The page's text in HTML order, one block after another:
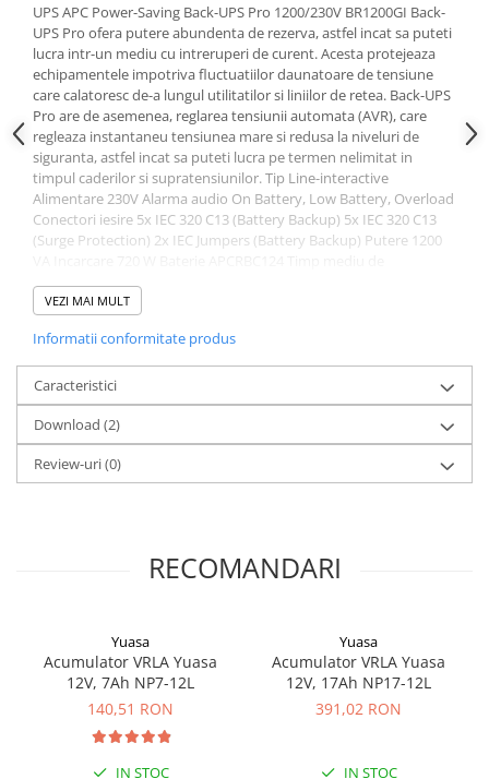
de 6-12 V
Acumulatori Moto, ATV
GEL
AGM
Li-Ion
SLA AGM (Sealed Lead Acid)
Deep Cycle - Tractiune/Semi-
Tractiune
Marine & Caravan
APC
Pachete acumulatori VRLA
Redresoare, incarcatoare si testere
Redresoare auto, moto, barci si
stationare
Surse UPS
UPS Calculatoare si Servere
PDUs unitati de distributie a
energiei electrice
Cabinete baterii
UPS APC Power-Saving Back-UPS Pro 1200/230V BR1200GI Back-
UPS Pro ofera putere abundenta de rezerva, astfel incat sa puteti
lucra intr-un mediu cu intreruperi de curent. Acesta protejeaza
echipamentele impotriva fluctuatiilor daunatoare de tensiune
care calatoresc de-a lungul utilitatilor si liniilor de retea. Back-UPS
Pro are de asemenea, reglarea tensiunii automata (AVR), care
regleaza instantaneu tensiunea mare si redusa la niveluri de
siguranta, astfel incat sa puteti lucra pe termen nelimitat in
timpul caderilor si supratensiunilor. Tip Line-interactive
Alimentare 230V Alarma audio On Battery, Low Battery, Overload
Conectori iesire 5x IEC 320 C13 (Battery Backup) 5x IEC 320 C13
(Surge Protection) 2x IEC Jumpers (Battery Backup) Putere 1200
functionare 94.6 min @ 72W 7.6 min @ 720W Interfata USB
Display Da Dimensiuni 302 x 112 x 382 mm Greutate 11.6 kg
VEZI MAI MULT
Informatii conformitate produs
Caracteristici
Download (2)
Review-uri(0)
RECOMANDARI
Yuasa
Acumulator VRLA Yuasa
12V, 7Ah NP7-12L
140,51 RON
IN STOC
Yuasa
Acumulator VRLA Yuasa
12V, 17Ah NP17-12L
391,02 RON
IN STOC